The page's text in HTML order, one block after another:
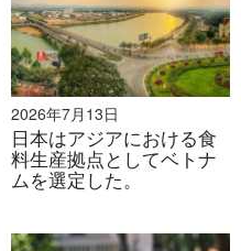
システム化され
たプロフェッシ
ョナルな一等地
限
より強力でブラ
ンドベースの
最適化され、コ
ています
2026年7月13日
日本はアジアにおける食
料生産拠点としてベトナ
ムを選定した。